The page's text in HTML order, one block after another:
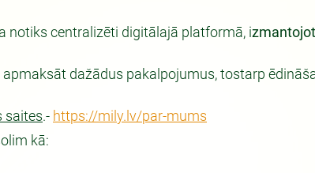
notiks centralizēti digitālajā platformā, i
dažādus pakalpojumus, tostarp
saites.- https://mily.lv/par-mums
kā: